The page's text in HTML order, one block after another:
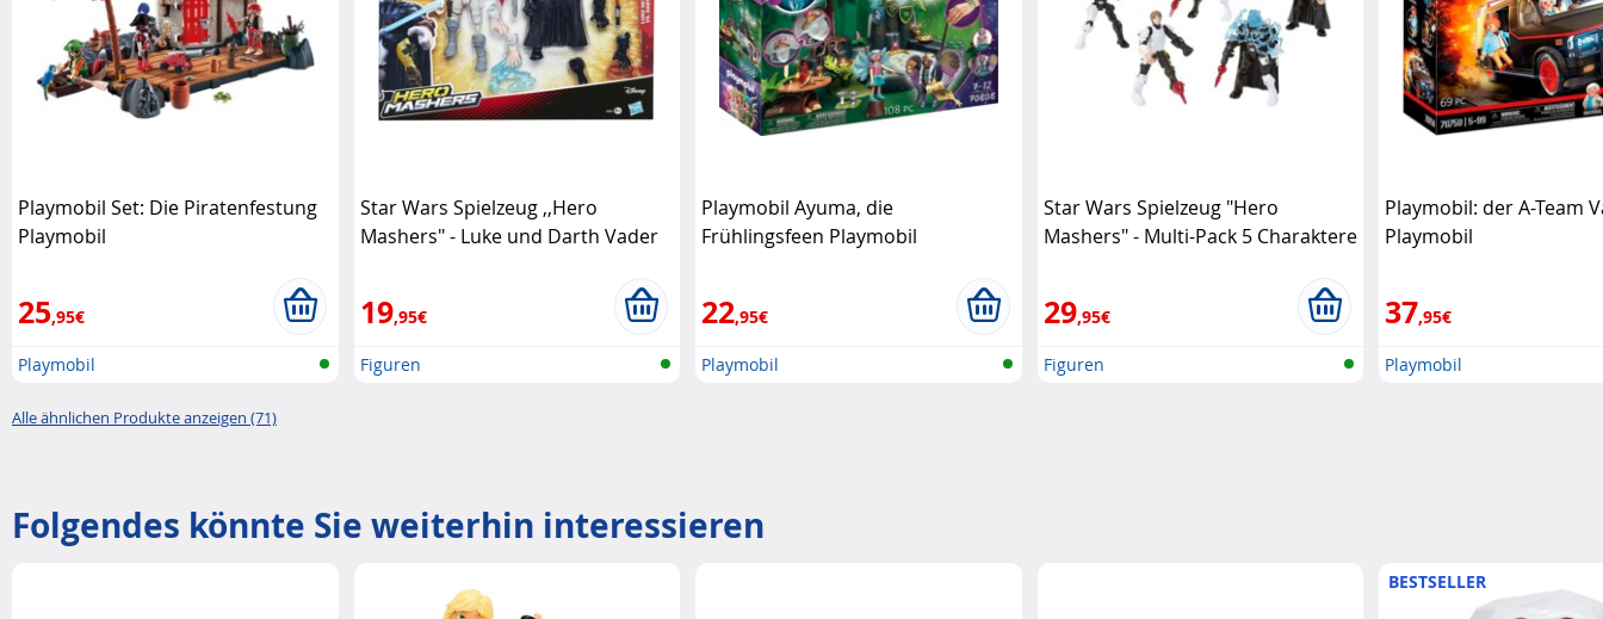
Playmobil Set: Die Piratenfestung
Playmobil
25,95€
Playmobil
Star Wars Spielzeug ,,Hero
Mashers" - Luke und Darth Vader
19,95€
Figuren
Playmobil Ayuma, die
Frühlingsfeen Playmobil
22,95€
Playmobil
Star Wars Spielzeug "Hero
Mashers" - Multi-Pack 5 Charaktere
29,95€
Figuren
Playmobil: der A-Team
Playmobil
37,95€
Playmobil
Alle ähnlichen Produkte anzeigen (71)
Folgendes könnte Sie weiterhin interessieren
BESTSELLER